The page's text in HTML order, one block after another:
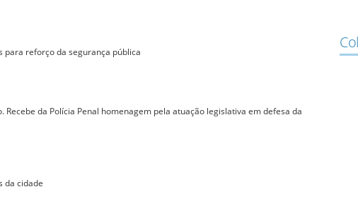
para reforço da segurança pública
Recebe da Polícia Penal homenagem pela atuação legislativa em defesa da
da cidade